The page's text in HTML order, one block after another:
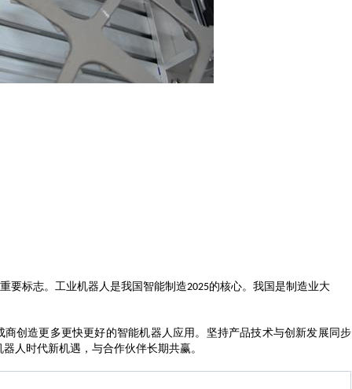
要标志。 工业机器人是我国智能制造2025的核心。我国是制造业大
商创造更多更快更好的智能机器人应用。 坚持产品技术与创新发展同步
器人时代新机遇，与合作伙伴长期共赢。